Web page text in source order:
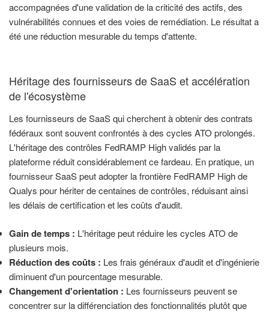
accompagnées d'une validation de la criticité des actifs, des
vulnérabilités connues et des voies de remédiation. Le résultat a
été une réduction mesurable du temps d'attente.
Héritage des fournisseurs de SaaS et accélération
de l'écosystème
Les fournisseurs de SaaS qui cherchent à obtenir des contrats
fédéraux sont souvent confrontés à des cycles ATO prolongés.
L'héritage des contrôles FedRAMP High validés par la
plateforme réduit considérablement ce fardeau. En pratique, un
fournisseur SaaS peut adopter la frontière FedRAMP High de
Qualys pour hériter de centaines de contrôles, réduisant ainsi
les délais de certification et les coûts d'audit.
Gain de temps : L'héritage peut réduire les cycles ATO de
plusieurs mois.
Réduction des coûts : Les frais généraux d'audit et d'ingénierie
diminuent d'un pourcentage mesurable.
Changement d'orientation : Les fournisseurs peuvent se
concentrer sur la différenciation des fonctionnalités plutôt que